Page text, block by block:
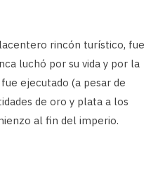
rincón turístico, fue
luchó por su vida y por la
ejecutado (a pesar de
de oro y plata a los
al fin del imperio.